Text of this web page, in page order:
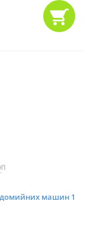
машин 1